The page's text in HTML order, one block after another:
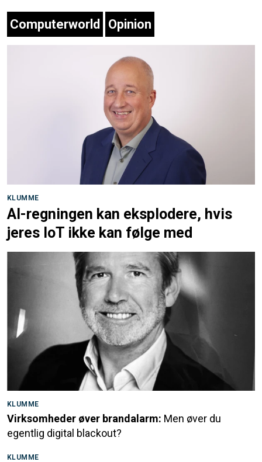
Computerworld Opinion
KLUMME
AI-regningen kan eksplodere, hvis
jeres IoT ikke kan følge med
KLUMME
Virksomheder øver brandalarm: Men øver du
egentlig digital blackout?
KLUMME